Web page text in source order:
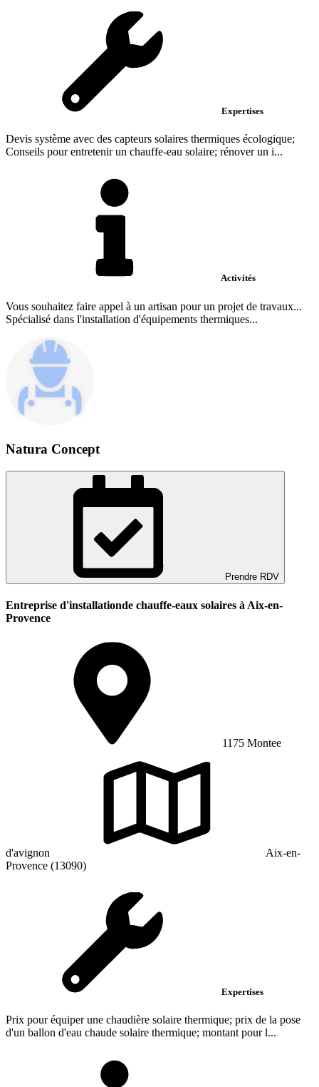
Expertises
Devis système avec des capteurs solaires thermiques écologique;
Conseils pour entretenir un chauffe-eau solaire; rénover un i...
Activités
Vous souhaitez faire appel à un artisan pour un projet de travaux...
Spécialisé dans l'installation d'équipements thermiques...
Natura Concept
Prendre RDV
Entreprise d'installationde chauffe-eaux solaires à Aix-en-
Provence
1175 Montee
d'avignon
Aix-en-
Provence (13090)
Expertises
Prix pour équiper une chaudière solaire thermique; prix de la pose
d'un ballon d'eau chaude solaire thermique; montant pour l...